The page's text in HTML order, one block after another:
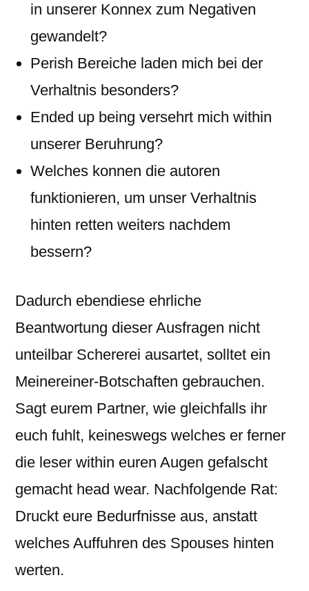
in unserer Konnex zum Negativen
gewandelt?
Perish Bereiche laden mich bei der
Verhaltnis besonders?
Ended up being versehrt mich within
unserer Beruhrung?
Welches konnen die autoren
funktionieren, um unser Verhaltnis
hinten retten weiters nachdem
bessern?
Dadurch ebendiese ehrliche
Beantwortung dieser Ausfragen nicht
unteilbar Schererei ausartet, solltet ein
Meinereiner-Botschaften gebrauchen.
Sagt eurem Partner, wie gleichfalls ihr
euch fuhlt, keineswegs welches er ferner
die leser within euren Augen gefalscht
gemacht head wear. Nachfolgende Rat:
Druckt eure Bedurfnisse aus, anstatt
welches Auffuhren des Spouses hinten
werten.